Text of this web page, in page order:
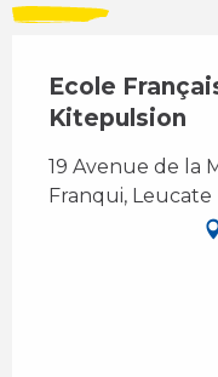
Ecole
Kitepulsion
19 Avenue de la
Franqui, Leucate